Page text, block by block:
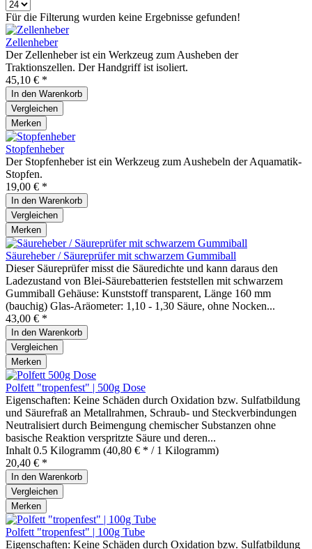
Für die Filterung wurden keine Ergebnisse gefunden!
Zellenheber
Der Zellenheber ist ein Werkzeug zum Ausheben der
Traktionszellen. Der Handgriff ist isoliert.
45,10 € *
In den Warenkorb
Vergleichen
Merken
Stopfenheber
Der Stopfenheber ist ein Werkzeug zum Aushebeln der Aquamatik-
Stopfen.
19,00 € *
In den Warenkorb
Vergleichen
Merken
Säureheber / Säureprüfer mit schwarzem Gummiball
Dieser Säureprüfer misst die Säuredichte und kann daraus den
Ladezustand von Blei-Säurebatterien feststellen mit schwarzem
Gummiball Gehäuse: Kunststoff transparent, Länge 160 mm
(bauchig) Glas-Aräometer: 1,10 - 1,30 Säure, ohne Nocken...
43,00 € *
In den Warenkorb
Vergleichen
Merken
Polfett "tropenfest" | 500g Dose
Eigenschaften: Keine Schäden durch Oxidation bzw. Sulfatbildung
und Säurefraß an Metallrahmen, Schraub- und Steckverbindungen
Neutralisiert durch Beimengung chemischer Substanzen ohne
basische Reaktion verspritzte Säure und deren...
Inhalt 0.5 Kilogramm (40,80 € * / 1 Kilogramm)
20,40 € *
In den Warenkorb
Vergleichen
Merken
Polfett "tropenfest" | 100g Tube
Eigenschaften: Keine Schäden durch Oxidation bzw. Sulfatbildung